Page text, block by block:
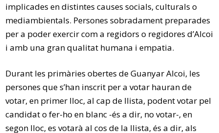
implicades en distintes causes socials, culturals o
mediambientals. Persones sobradament preparades
per a poder exercir com a regidors o regidores d’Alcoi
i amb una gran qualitat humana i empatia.
Durant les primàries obertes de Guanyar Alcoi, les
persones que s’han inscrit per a votar hauran de
votar, en primer lloc, al cap de llista, podent votar pel
candidat o fer-ho en blanc -és a dir, no votar-, en
segon lloc, es votarà al cos de la llista, és a dir, als